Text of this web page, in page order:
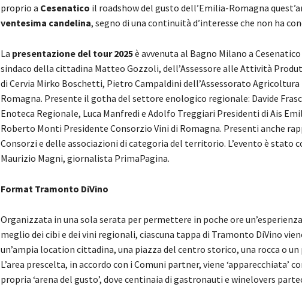
proprio a Cesenatico il roadshow del gusto dell’Emilia-Romagna
ventesima candelina, segno di una continuità d’interesse che non ha
La presentazione del tour 2025è avvenuta al Bagno Milano a
sindaco della cittadina Matteo Gozzoli, dell’Assessore alle Attività
di Cervia Mirko Boschetti, Pietro Campaldini dell’Assessorato
Romagna. Presente il gotha del settore enologico regionale: Davide
Enoteca Regionale, Luca Manfredi e Adolfo Treggiari Presidenti di Ais
Roberto Monti Presidente Consorzio Vini di Romagna. Presenti anche
Consorzi e delle associazioni di categoria del territorio. L’evento è stato
Maurizio Magni, giornalista PrimaPagina.
Format Tramonto DiVino
Organizzata in una sola serata per permettere in poche ore
meglio dei cibi e dei vini regionali, ciascuna tappa di Tramonto DiVino
un’ampia location cittadina, una piazza del centro storico, una rocca o un
L’area prescelta, in accordo con i Comuni partner, viene ‘apparecchiata’
propria ‘arena del gusto’, dove centinaia di gastronauti e winelovers